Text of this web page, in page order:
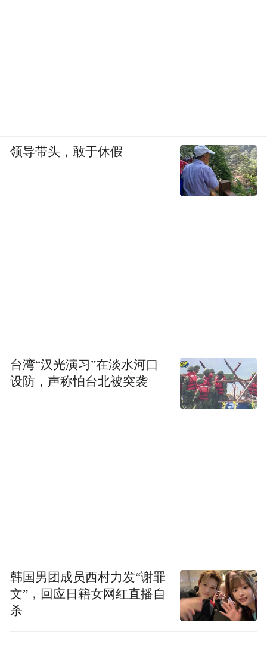
领导带头，敢于休假
台湾“汉光演习”在淡水河口
设防，声称怕台北被突袭
韩国男团成员西村力发“谢罪
文”，回应日籍女网红直播自
杀